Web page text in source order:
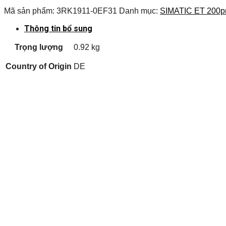
Mã sản phẩm: 3RK1911-0EF31 Danh mục: SIMATIC ET
Thông tin bổ sung
Trọng lượng 0.92 kg
Country of Origin DE